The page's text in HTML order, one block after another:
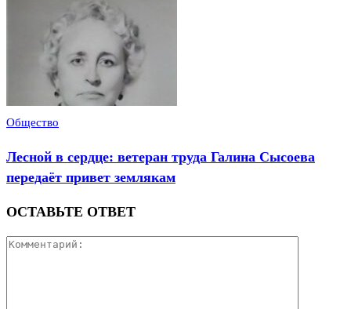
Общество
Лесной в сердце: ветеран труда Галина Сысоева
передаёт привет землякам
ОСТАВЬТЕ ОТВЕТ